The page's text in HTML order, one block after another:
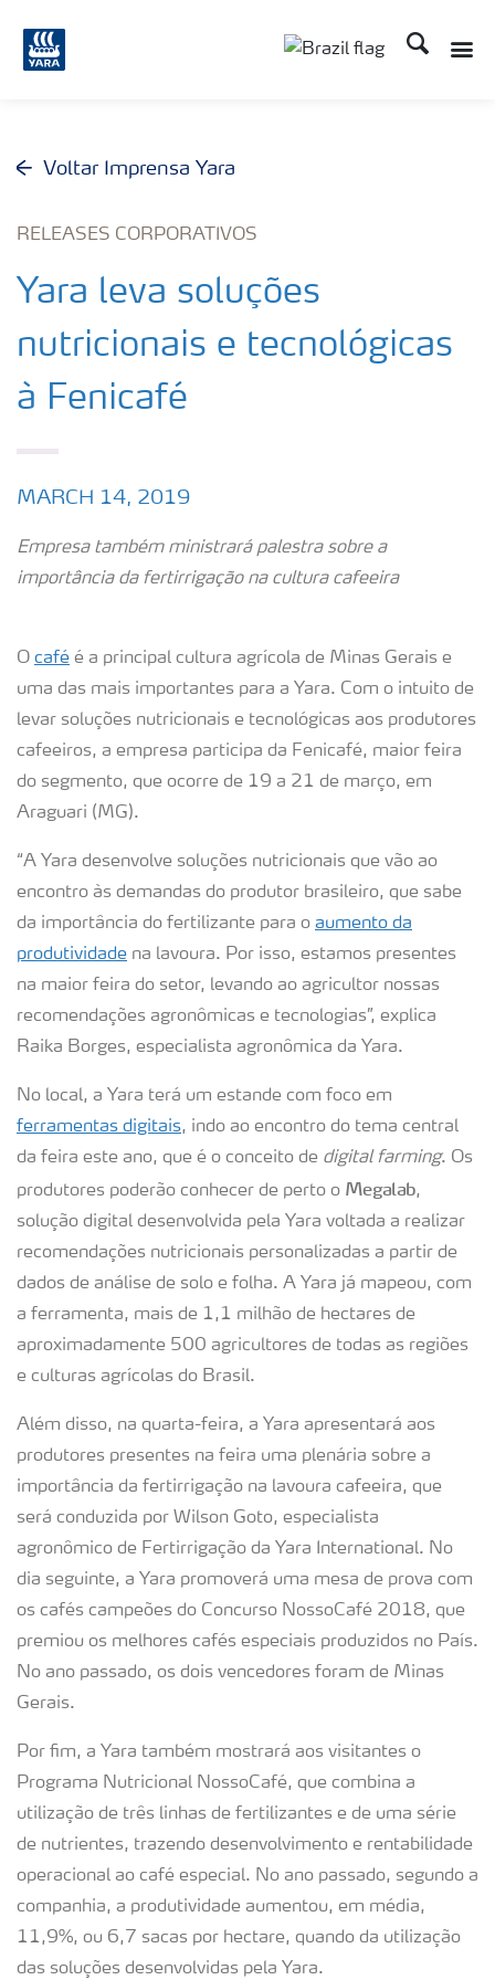
Busca
Voltar Imprensa Yara
RELEASES CORPORATIVOS
Yara leva soluções
nutricionais e tecnológicas
à Fenicafé
MARCH 14, 2019
Empresa também ministrará palestra sobre a
importância da fertirrigação na cultura cafeeira
O café é a principal cultura agrícola de Minas Gerais e
uma das mais importantes para a Yara. Com o intuito de
levar soluções nutricionais e tecnológicas aos produtores
cafeeiros, a empresa participa da Fenicafé, maior feira
do segmento, que ocorre de 19 a 21 de março, em
Araguari (MG).
“A Yara desenvolve soluções nutricionais que vão ao
encontro às demandas do produtor brasileiro, que sabe
da importância do fertilizante para o aumento da
produtividade na lavoura. Por isso, estamos presentes
na maior feira do setor, levando ao agricultor nossas
recomendações agronômicas e tecnologias”, explica
Raika Borges, especialista agronômica da Yara.
No local, a Yara terá um estande com foco em
ferramentas digitais, indo ao encontro do tema central
da feira este ano, que é o conceito de digital farming. Os
produtores poderão conhecer de perto o Megalab,
solução digital desenvolvida pela Yara voltada a realizar
recomendações nutricionais personalizadas a partir de
dados de análise de solo e folha. A Yara já mapeou, com
a ferramenta, mais de 1,1 milhão de hectares de
aproximadamente 500 agricultores de todas as regiões
e culturas agrícolas do Brasil.
Além disso, na quarta-feira, a Yara apresentará aos
produtores presentes na feira uma plenária sobre a
importância da fertirrigação na lavoura cafeeira, que
será conduzida por Wilson Goto, especialista
agronômico de Fertirrigação da Yara International. No
dia seguinte, a Yara promoverá uma mesa de prova com
os cafés campeões do Concurso NossoCafé 2018, que
premiou os melhores cafés especiais produzidos no País.
No ano passado, os dois vencedores foram de Minas
Gerais.
Por fim, a Yara também mostrará aos visitantes o
Programa Nutricional NossoCafé, que combina a
utilização de três linhas de fertilizantes e de uma série
de nutrientes, trazendo desenvolvimento e rentabilidade
operacional ao café especial. No ano passado, segundo a
companhia, a produtividade aumentou, em média,
11,9%, ou 6,7 sacas por hectare, quando da utilização
das soluções desenvolvidas pela Yara.